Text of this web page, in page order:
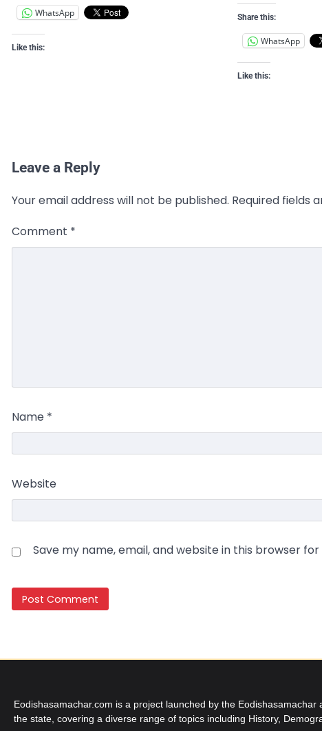
WhatsApp
Like this:
Share this:
WhatsApp
Like this:
Leave a Reply
Your email address will not be published. Required fields
Comment *
Name *
Website
Save my name, email, and website in this browser
Eodishasamachar.com is a project launched by the
the state, covering a diverse range of topics including History,